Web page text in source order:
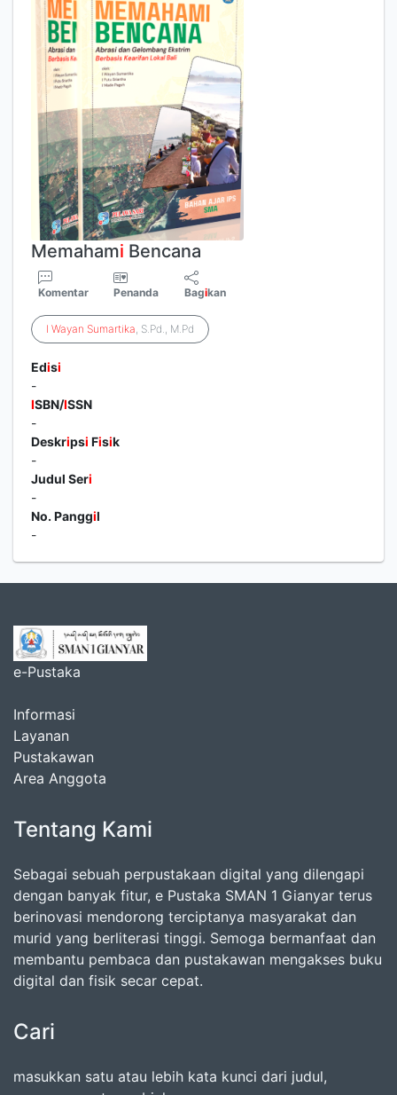
Memahami Bencana
Komentar Penanda Bagikan
I Wayan Sumartika, S.Pd., M.Pd
Edisi
-
ISBN/ISSN
-
Deskripsi Fisik
-
Judul Seri
-
No. Panggil
-
e-Pustaka
Informasi
Layanan
Pustakawan
Area Anggota
Tentang Kami
Sebagai sebuah perpustakaan digital yang dilengapi
dengan banyak fitur, e Pustaka SMAN 1 Gianyar terus
berinovasi mendorong terciptanya masyarakat dan
murid yang berliterasi tinggi. Semoga bermanfaat dan
membantu pembaca dan pustakawan mengakses buku
digital dan fisik secar cepat.
Cari
masukkan satu atau lebih kata kunci dari judul,